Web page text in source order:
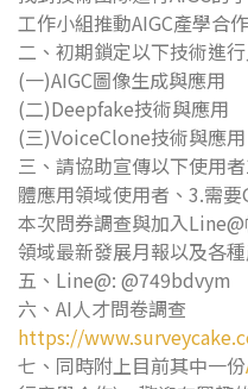
工作小組推動AIGC產學合
二、初期鎖定以下技術進
(一)AIGC圖像生成與應用
(二)Deepfake技術與應用
(三)VoiceClone技術與應用
三、請協助宣傳以下使用
體應用領域使用者、3.需
本次問券調查與加入
領域最新發展月報以及各
五、Line@: @749bdvym
六、AI人才問卷調查
https://
七、同時附上目前其中一份